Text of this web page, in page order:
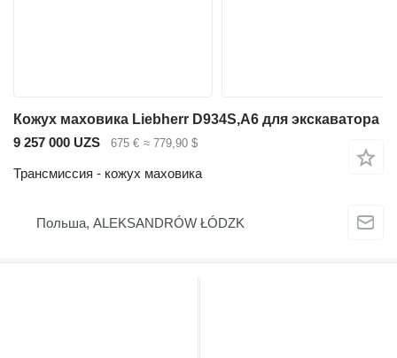
Кожух маховика Liebherr D934S,A6 для экскаватора
9 257 000 UZS
675 € ≈ 779,90 $
Трансмиссия - кожух маховика
Польша, ALEKSANDRÓW ŁÓDZK